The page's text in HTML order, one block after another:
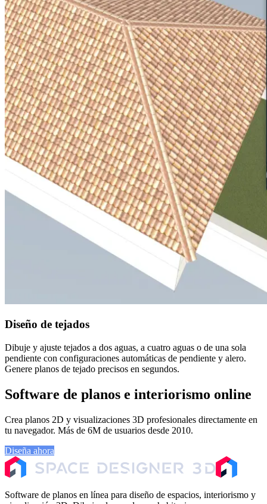
Diseño de tejados
Dibuje y ajuste tejados a dos aguas, a cuatro aguas o de una sola
pendiente con configuraciones automáticas de pendiente y alero.
Genere planos de tejado precisos en segundos.
Software de planos e interiorismo online
Crea planos 2D y visualizaciones 3D profesionales directamente en
tu navegador. Más de 6M de usuarios desde 2010.
Diseña ahora
Software de planos en línea para diseño de espacios, interiorismo y